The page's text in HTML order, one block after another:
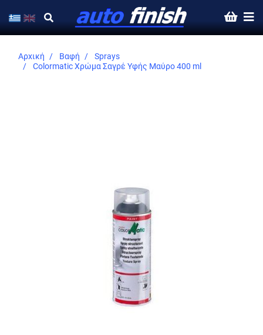
Αρχική Βαφή
Sprays
Colormatic Χρώμα Σαγρέ Υφής Μαύρο 400 ml